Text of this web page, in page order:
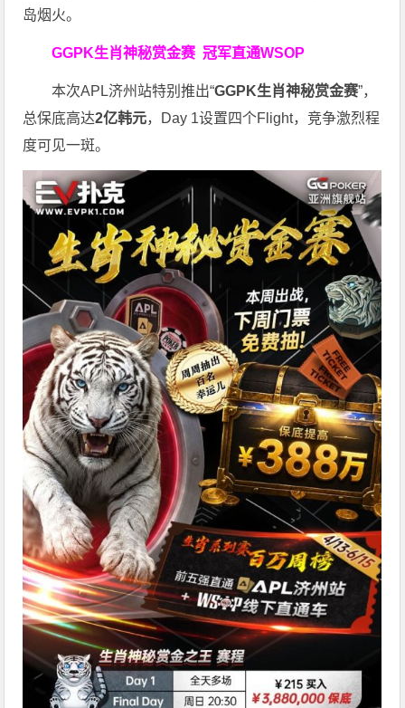
岛烟火。
GGPK生肖神秘赏金赛冠军直通WSOP
本次APL济州站特别推出“GGPK生肖神秘赏金赛”，
总保底高达2亿韩元，Day 1设置四个Flight，竞争激烈程
度可见一斑。